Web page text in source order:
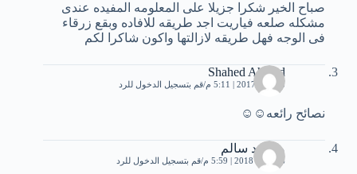
صباح الخير شكرا جزيلا على المعلومه المفيده عندى
مشكله صلعه فياريت اجد طريقه للافاده وبقع زرقاء
فى الوجه فهل طريقه لازالتها واكون شاكرا لكم
Shahed Ahmed
3 يونيو، 2017 | 5:11 م قم بتسجيل الدخول للرد
نصائح رائعه☺️☺️
محمود سالم
16 يناير، 2018 | 5:59 م قم بتسجيل الدخول للرد